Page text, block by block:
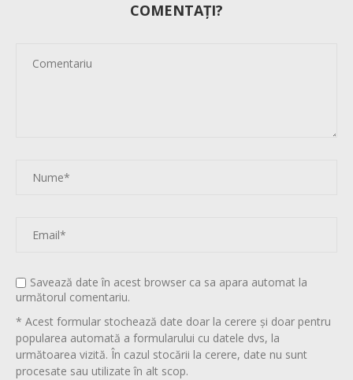
COMENTAȚI?
Savează date în acest browser ca sa apara automat la
următorul comentariu.
* Acest formular stochează date doar la cerere și doar pentru
popularea automată a formularului cu datele dvs, la
următoarea vizită. În cazul stocării la cerere, date nu sunt
procesate sau utilizate în alt scop.